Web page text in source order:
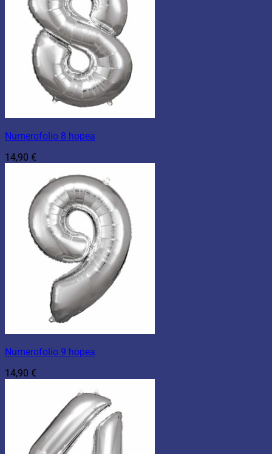
Numerofolio 8 hopea
14,90 €
Numerofolio 9 hopea
14,90 €